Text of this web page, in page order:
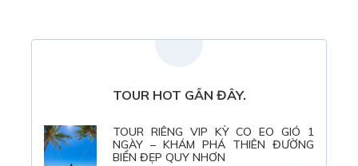
TOUR HOT GẦN ĐÂY.
TOUR RIÊNG VIP KỲ CO EO GIÓ 1
NGÀY – KHÁM PHÁ THIÊN ĐƯỜNG
BIỂN ĐẸP QUY NHƠN